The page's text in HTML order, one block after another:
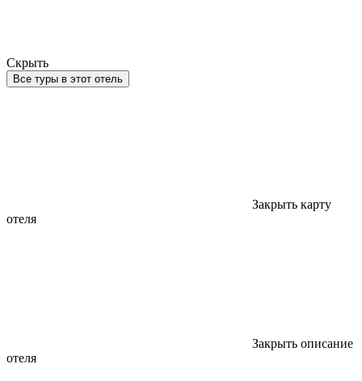
Скрыть
Все туры в этот отель
Закрыть карту
отеля
Закрыть описание
отеля